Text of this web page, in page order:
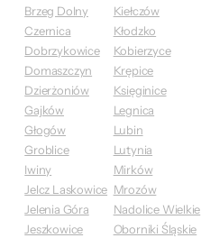
Brzeg Dolny
Czernica
Dobrzykowice
Domaszczyn
Dzierżoniów
Gajków
Głogów
Groblice
Iwiny
Jelcz Laskowice
Jelenia Góra
Jeszkowice
Kiełczów
Kłodzko
Kobierzyce
Krępice
Księginice
Legnica
Lubin
Lutynia
Mirków
Mrozów
Nadolice Wielkie
Oborniki Śląskie